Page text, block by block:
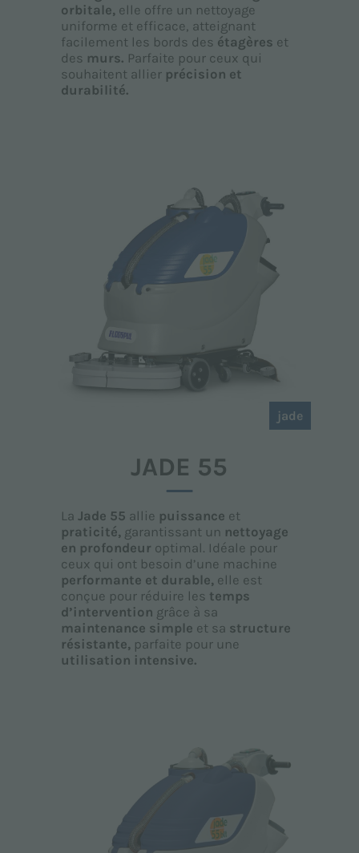
orbitale, elle offre un nettoyage
uniforme et efficace, atteignant
facilement les bords des étagères et
des murs. Parfaite pour ceux qui
souhaitent allier précision et
durabilité.
jade
JADE 55
LaJade 55 allie puissance et
praticité, garantissant un nettoyage
en profondeur optimal. Idéale pour
ceux qui ont besoin d’une machine
performante et durable, elle est
conçue pour réduire les temps
d’intervention grâce à sa
maintenance simple et sa structure
résistante, parfaite pour une
utilisation intensive.